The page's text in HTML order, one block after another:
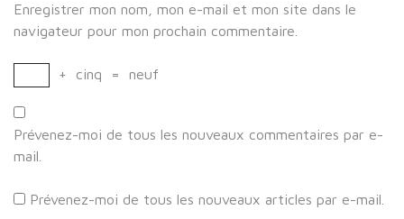
Enregistrer mon nom, mon e-mail et mon site dans le
navigateur pour mon prochain commentaire.
+ cinq = neuf
Prévenez-moi de tous les nouveaux commentaires par e-
mail.
Prévenez-moi de tous les nouveaux articles par e-mail.